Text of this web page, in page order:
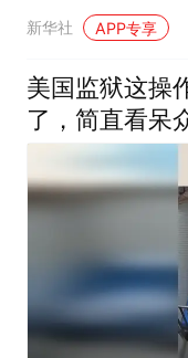
新华社 APP专享
美国监狱这操
了，简直看呆